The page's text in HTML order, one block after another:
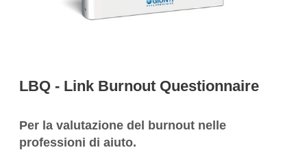
LBQ - Link Burnout Questionnaire
Per la valutazione del burnout nelle
professioni di aiuto.